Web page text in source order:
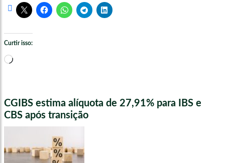
Curtir isso:
Carregando...
CGIBS estima alíquota de 27,91% para IBS e
CBS após transição